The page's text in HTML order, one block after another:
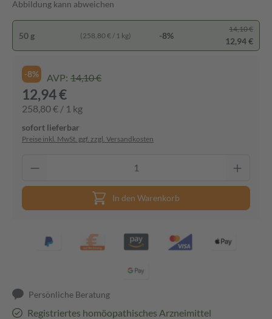
Abbildung kann abweichen
50 g (258,80 € / 1 kg) -8%
14,10 €
12,94 €
-8% AVP: 14,10 €
12,94 €
258,80 € / 1 kg
sofort lieferbar
Preise inkl. MwSt. ggf. zzgl. Versandkosten
In den Warenkorb
Persönliche Beratung
Registriertes homöopathisches Arzneimittel